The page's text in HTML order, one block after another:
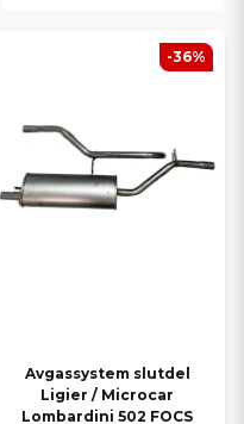
Avgassystem slutdel
Ligier / Microcar
Lombardini 502 FOCS
-36%